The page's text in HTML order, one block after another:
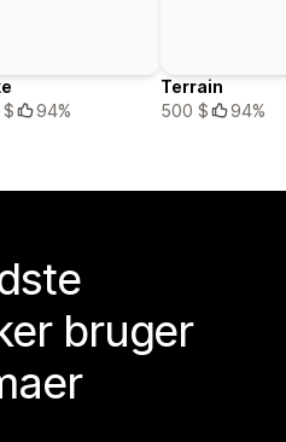
94%
Terrain
500 $
94%
bruger